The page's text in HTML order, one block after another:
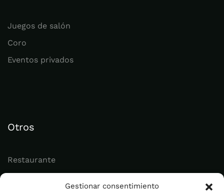
Gestionar consentimiento
Juegos de salón
Coro
Eventos privados
Otros
Restaurante